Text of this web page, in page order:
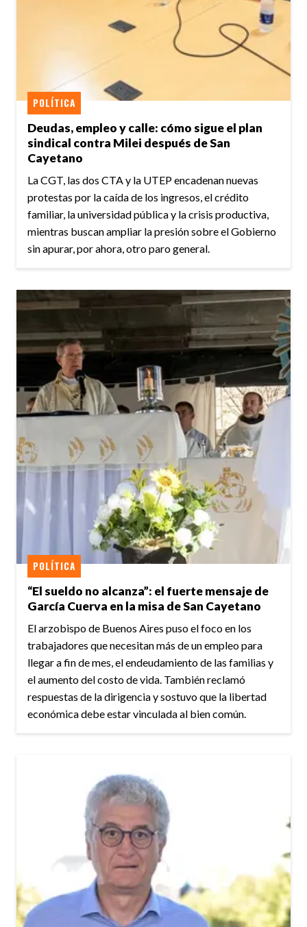
Deudas, empleo y calle: cómo sigue el plan
sindical contra Milei después de San
Cayetano
POLÍTICA
La CGT, las dos CTA y la UTEP encadenan nuevas
protestas por la caída de los ingresos, el crédito
familiar, la universidad pública y la crisis productiva,
mientras buscan ampliar la presión sobre el Gobierno
sin apurar, por ahora, otro paro general.
“El sueldo no alcanza”: el fuerte mensaje de
García Cuerva en la misa de San Cayetano
POLÍTICA
El arzobispo de Buenos Aires puso el foco en los
trabajadores que necesitan más de un empleo para
llegar a fin de mes, el endeudamiento de las familias y
el aumento del costo de vida. También reclamó
respuestas de la dirigencia y sostuvo que la libertad
económica debe estar vinculada al bien común.